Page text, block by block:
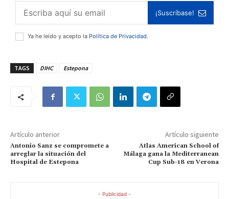
¡Suscríbase!
Ya he leído y acepto la Política de Privacidad.
TAGS DIHC Estepona
Artículo anterior
Antonio Sanz se compromete a
arreglar la situación del
Hospital de Estepona
Artículo siguiente
Atlas American School of
Málaga gana la Mediterranean
Cup Sub-18 en Verona
- Publicidad -